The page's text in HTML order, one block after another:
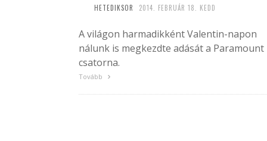
HETEDIKSOR 2014. FEBRUÁR 18. KEDD
A világon harmadikként Valentin-napon
nálunk is megkezdte adását a Paramount
csatorna.
Tovább